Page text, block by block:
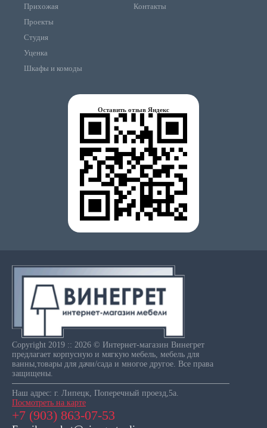
Прихожая
Проекты
Студия
Уценка
Шкафы и комоды
Контакты
Оставить отзыв Яндекс
Copyright 2019 :: 2026 © Интернет-магазин Винегрет
предлагает корпусную и мягкую мебель, мебель для
ванны,товары для дачи/сада и многое другое. Все права
защищены.
Наш адрес: г. Липецк, Поперечный проезд,5а.
Посмотреть на карте
+7 (903) 863-07-53